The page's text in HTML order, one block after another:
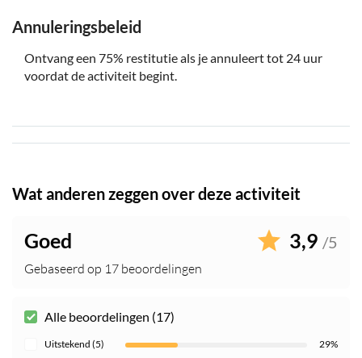
Annuleringsbeleid
Ontvang een 75% restitutie als je annuleert tot 24 uur
voordat de activiteit begint.
Wat anderen zeggen over deze activiteit
Goed 3,9 /5
Gebaseerd op 17 beoordelingen
Alle beoordelingen (17)
Uitstekend (5) 29%